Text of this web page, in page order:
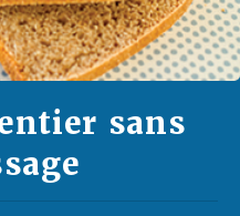
sans